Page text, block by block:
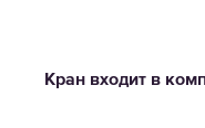
Кран входит в